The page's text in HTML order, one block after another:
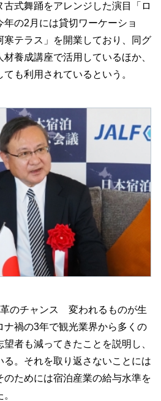
式舞踊をアレンジした演目「ロ
年の2月には貸切ワーケーショ
寒テラス」を開業しており、同グ
養成講座で活用しているほか、
も利用されているという。
のチャンス 変われるものが生
ナ禍の3年で観光業界から多くの
者も減ってきたことを説明し、
る。それを取り返さないことには
ためには宿泊産業の給与水準を